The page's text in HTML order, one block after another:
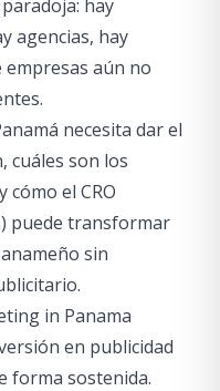
hay
agencias, hay
aún no
necesita dar el
cuáles son los
el CRO
puede transformar
sin
in Panama
en publicidad
forma sostenida.